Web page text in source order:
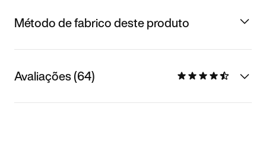
Método de fabrico deste produto
Avaliações (64)